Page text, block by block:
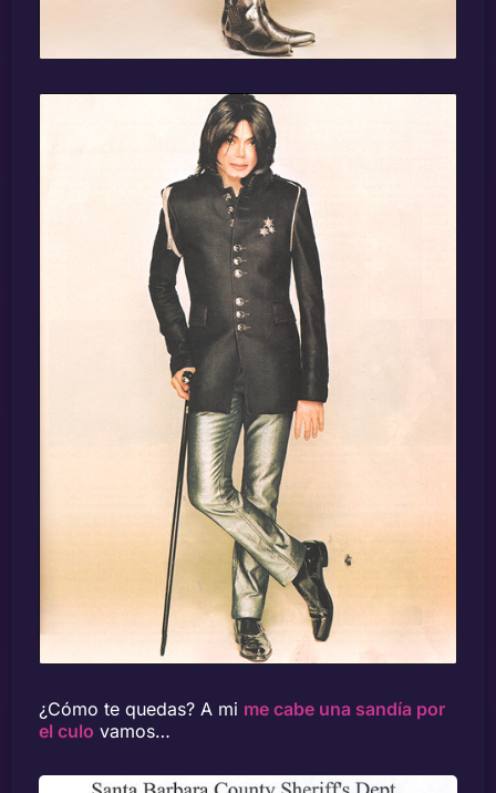
¿Cómo te quedas? A mi me cabe una sandía por
el culo vamos…